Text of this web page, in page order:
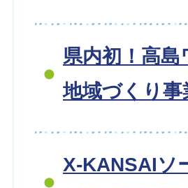
県内初！高
地域づくり事
X-KANSAIソ